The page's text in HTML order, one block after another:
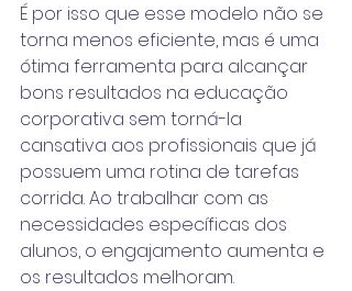
É por isso que esse modelo não se
torna menos eficiente, mas é uma
ótima ferramenta para alcançar
bons resultados na educação
corporativa sem torná-la
cansativa aos profissionais que já
possuem uma rotina de tarefas
corrida. Ao trabalhar com as
necessidades específicas dos
alunos, o engajamento aumenta e
os resultados melhoram.